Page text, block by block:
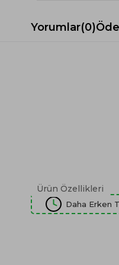
Yorumlar(0)
Ürün Özellikleri
Daha Erken